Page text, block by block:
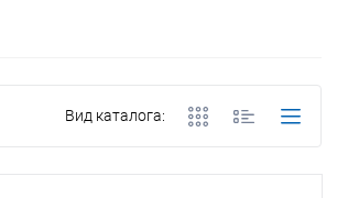
Вид каталога: